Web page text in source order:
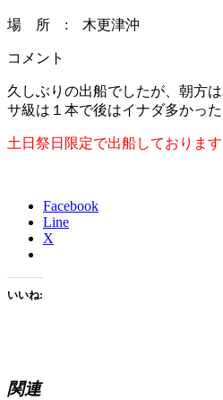
場 所 : 木更津沖
コメント
久しぶりの出船でしたが、朝方
サ級は１本で後はイナダ多かった
土日祭日限定で出船しておりま
Facebook
Line
X
いいね:
関連